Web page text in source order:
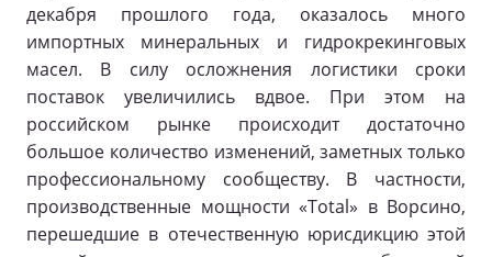
декабря прошлого года, оказалось много
импортных минеральных и гидрокрекинговых
масел. В силу осложнения логистики сроки
поставок увеличились вдвое. При этом на
российском рынке происходит достаточно
большое количество изменений, заметных только
профессиональному сообществу. В частности,
производственные мощности «Total» в Ворсино,
перешедшие в отечественную юрисдикцию этой